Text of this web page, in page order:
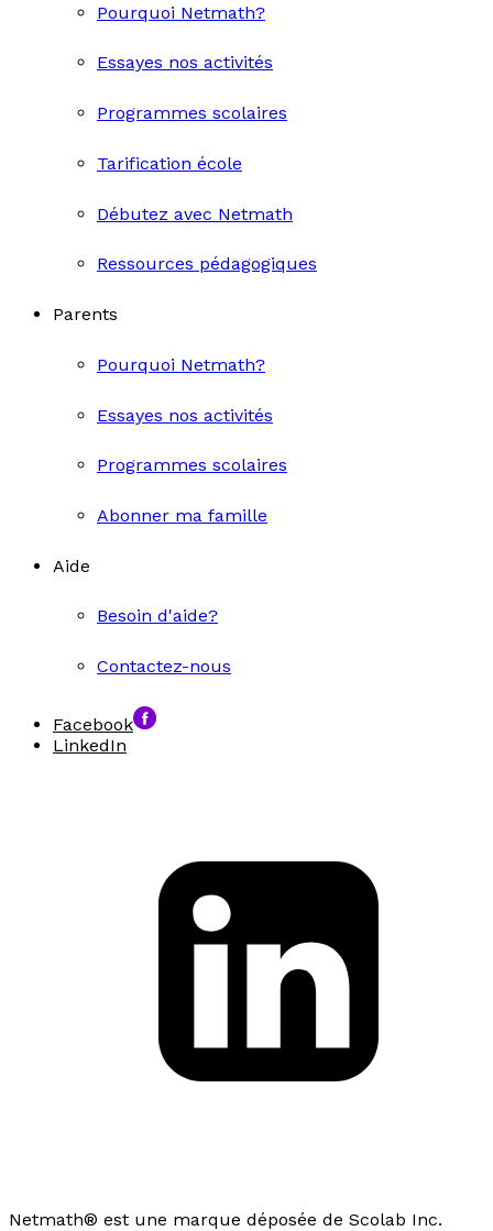
Pourquoi Netmath?
Essayes nos activités
Programmes scolaires
Tarification école
Débutez avec Netmath
Ressources pédagogiques
Parents
Pourquoi Netmath?
Essayes nos activités
Programmes scolaires
Abonner ma famille
Aide
Besoin d'aide?
Contactez-nous
Facebook
LinkedIn
Netmath® est une marque déposée de Scolab Inc.